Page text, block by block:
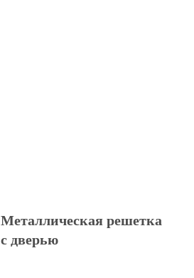
Металлическая решетка
с дверью